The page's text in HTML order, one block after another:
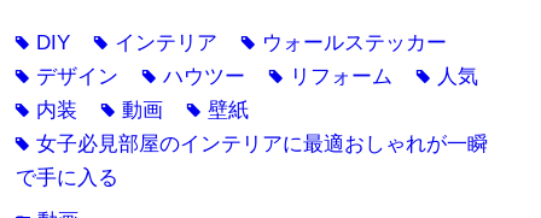
tag DIY tag インテリア tag ウォールステッカー
tag デザイン tagハウツー tag リフォーム tag 人気
tag 内装 tag動画 tag壁紙
tag女子必見部屋のインテリアに最適おしゃれが一瞬
で手に入る